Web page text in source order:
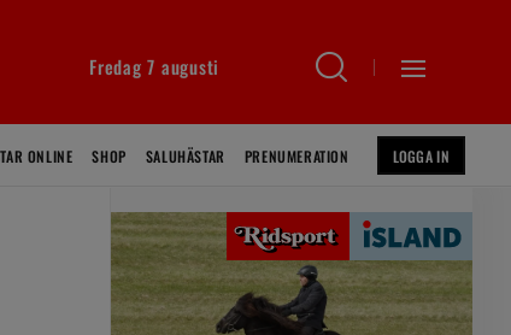
Fredag 7 augusti
ONLINE SHOP SALUHÄSTAR PRENUMERATION LOGGA IN